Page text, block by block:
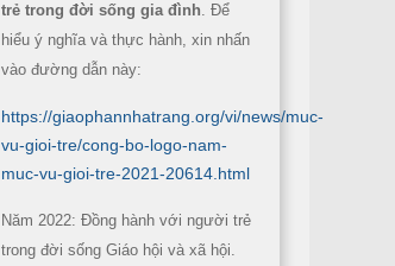
trẻ trong đời sống gia đình. Để
hiểu ý nghĩa và thực hành, xin nhấn
vào đường dẫn này:
https://giaophannhatrang.org/vi/news/muc-
vu-gioi-tre/cong-bo-logo-nam-
muc-vu-gioi-tre-2021-20614.html
Năm 2022: Đồng hành với người trẻ
trong đời sống Giáo hội và xã hội.